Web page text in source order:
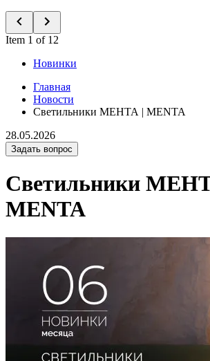
Item 1 of 12
Новинки
Главная
Новости
Светильники МЕНТА | MENTA
28.05.2026
Задать вопрос
Светильники
MENTA